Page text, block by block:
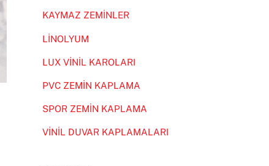
KAYMAZ ZEMİNLER
LİNOLYUM
LUX VİNİL KAROLARI
PVC ZEMİN KAPLAMA
SPOR ZEMİN KAPLAMA
VİNİL DUVAR KAPLAMALARI